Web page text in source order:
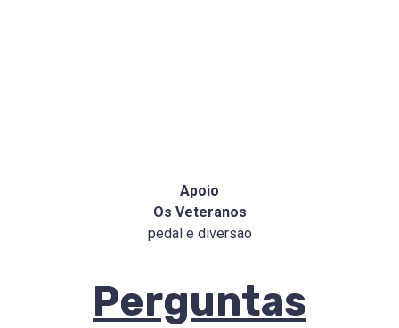
Apoio
Os Veteranos
pedal e diversão
Perguntas